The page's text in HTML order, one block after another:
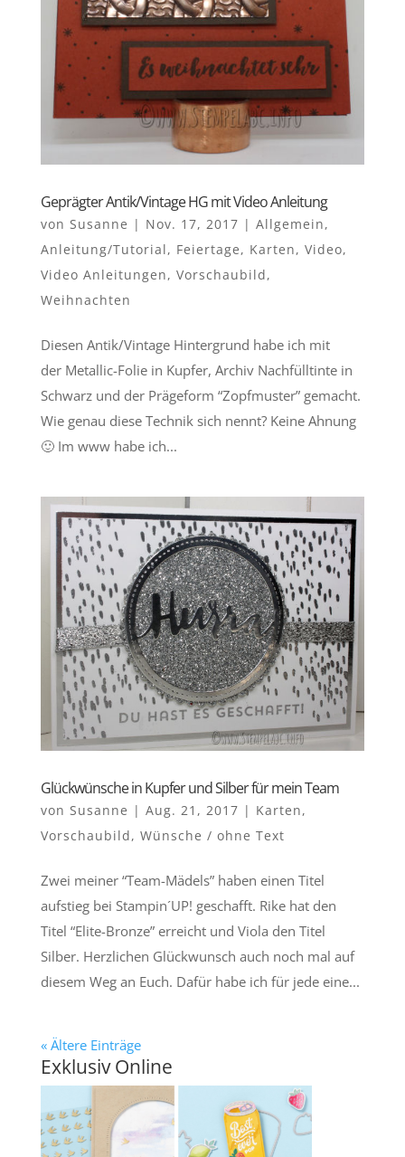
Geprägter Antik/Vintage HG mit Video Anleitung
von Susanne | Nov. 17, 2017 | Allgemein,
Anleitung/Tutorial, Feiertage, Karten, Video,
Video Anleitungen, Vorschaubild,
Weihnachten
Diesen Antik/Vintage Hintergrund habe ich mit
der Metallic-Folie in Kupfer, Archiv Nachfülltinte in
Schwarz und der Prägeform “Zopfmuster” gemacht.
Wie genau diese Technik sich nennt? Keine Ahnung
🙂 Im www habe ich...
Glückwünsche in Kupfer und Silber für mein Team
von Susanne | Aug. 21, 2017 | Karten,
Vorschaubild, Wünsche / ohne Text
Zwei meiner “Team-Mädels” haben einen Titel
aufstieg bei Stampin´UP! geschafft. Rike hat den
Titel “Elite-Bronze” erreicht und Viola den Titel
Silber. Herzlichen Glückwunsch auch noch mal auf
diesem Weg an Euch. Dafür habe ich für jede eine...
« Ältere Einträge
Exklusiv Online